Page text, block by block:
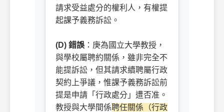
請求受益處分的權利人，有權提
起課予義務訴訟。
(D) 錯誤 ：庚為國立大學教授，
與學校屬聘約關係，雖非完全不
能提訴訟，但其請求續聘屬行政
契約上爭議，惟課予義務訴訟前
提是申請「行政處分」遭否准。
教授與大學間係聘任關係（行政